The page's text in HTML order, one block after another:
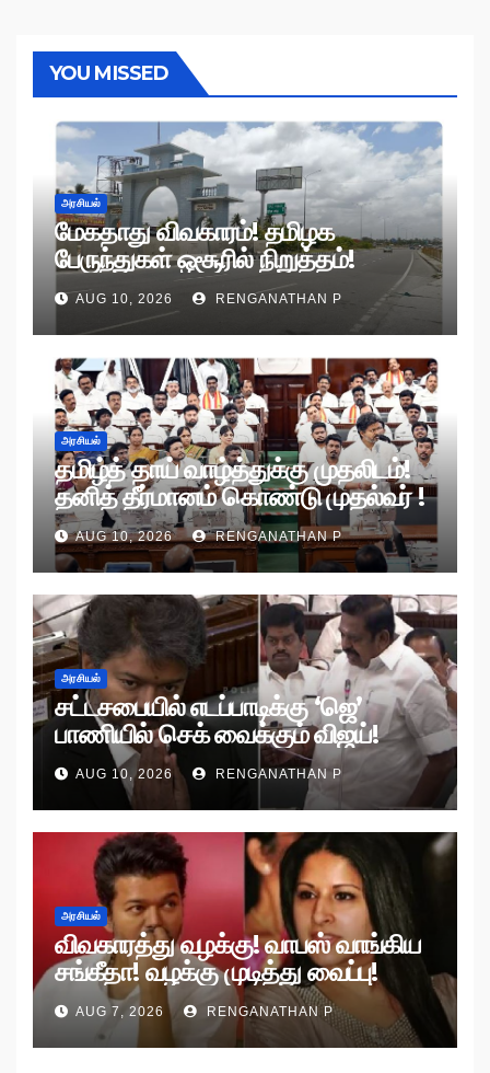
YOU MISSED
அரசியல்
மேகதாது விவகாரம்! தமிழக
பேருந்துகள் ஒசூரில் நிறுத்தம்!
AUG 10, 2026 RENGANATHAN P
அரசியல்
தமிழ்த் தாய் வாழ்த்துக்கு முதலிடம்!
தனித் தீர்மானம் கொண்டு முதல்வர் !
AUG 10, 2026 RENGANATHAN P
அரசியல்
சட்டசபையில் எடப்பாடிக்கு ‘ஜெ’
பாணியில் செக் வைக்கும் விஜய்!
AUG 10, 2026 RENGANATHAN P
அரசியல்
விவகாரத்து வழக்கு! வாபஸ் வாங்கிய
சங்கீதா! வழக்கு முடித்து வைப்பு!
AUG 7, 2026 RENGANATHAN P